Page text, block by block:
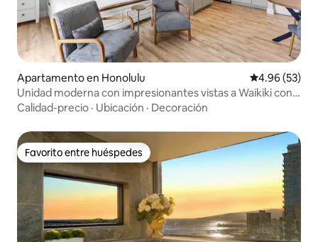
Apartamento en Honolulu Calificación
4.96 (53)
Unidad moderna con impresionantes vistas a Waikiki con
Lanai
Calidad-precio · Ubicación · Decoración
Favorito entre huéspedes
Favorito entre huéspedes